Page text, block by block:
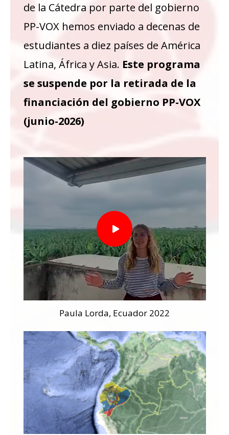
de la Cátedra por parte del gobierno
PP-VOX hemos enviado a decenas de
estudiantes a diez países de América
Latina, África y Asia. Este programa
se suspende por la retirada de la
financiación del gobierno PP-VOX
(junio-2026)
Paula Lorda, Ecuador 2022